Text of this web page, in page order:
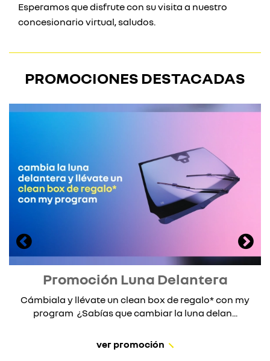
Esperamos que disfrute con su visita a nuestro
concesionario virtual, saludos.
PROMOCIONES DESTACADAS
Promoción Luna Delantera
Cámbiala y llévate un clean box de regalo* con my
program ¿Sabías que cambiar la luna delan...
ver promoción